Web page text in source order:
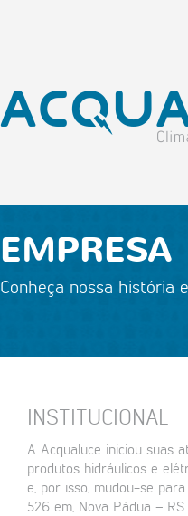
EMPRESA
Conheça nossa história
INSTITUCIONAL
A Acqualuce iniciou suas
produtos hidráulicos e
e, por isso, mudou-se
526 em, Nova Pádua – RS.